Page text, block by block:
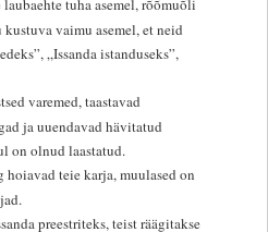
vaimu asemel, et neid
„Issanda istanduseks”,
varemed, taastavad
ja uuendavad hävitatud
on olnud laastatud.
hoiavad teie karja, muulased on
preestriteks, teist räägitakse